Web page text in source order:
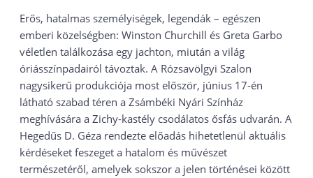
Erős, hatalmas személyiségek, legendák – egészen
emberi közelségben: Winston Churchill és Greta Garbo
véletlen találkozása egy jachton, miután a világ
óriásszínpadairól távoztak. A Rózsavölgyi Szalon
nagysikerű produkciója most először, június 17-én
látható szabad téren a Zsámbéki Nyári Színház
meghívására a Zichy-kastély csodálatos ősfás udvarán. A
Hegedűs D. Géza rendezte előadás hihetetlenül aktuális
kérdéseket feszeget a hatalom és művészet
természetéről, amelyek sokszor a jelen történései között